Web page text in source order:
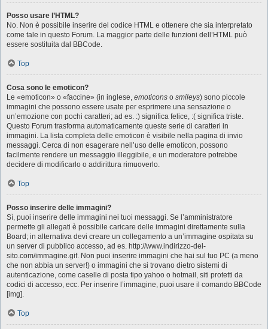
Posso usare l’HTML?
No. Non è possibile inserire del codice HTML e ottenere che sia interpretato
come tale in questo Forum. La maggior parte delle funzioni dell’HTML può
essere sostituita dal BBCode.
Top
Cosa sono le emoticon?
Le «emoticon» o «faccine» (in inglese, emoticons o smileys) sono piccole
immagini che possono essere usate per esprimere una sensazione o
un’emozione con pochi caratteri; ad es. :) significa felice, :( significa triste.
Questo Forum trasforma automaticamente queste serie di caratteri in
immagini. La lista completa delle emoticon è visibile nella pagina di invio
messaggi. Cerca di non esagerare nell’uso delle emoticon, possono
facilmente rendere un messaggio illeggibile, e un moderatore potrebbe
decidere di modificarlo o addirittura rimuoverlo.
Top
Posso inserire delle immagini?
Sì, puoi inserire delle immagini nei tuoi messaggi. Se l’amministratore
permette gli allegati è possibile caricare delle immagini direttamente sulla
Board; in alternativa devi creare un collegamento a un’immagine ospitata su
un server di pubblico accesso, ad es. http://www.indirizzo-del-
sito.com/immagine.gif. Non puoi inserire immagini che hai sul tuo PC (a meno
che non abbia un server!) o immagini che si trovano dietro sistemi di
autenticazione, come caselle di posta tipo yahoo o hotmail, siti protetti da
codici di accesso, ecc. Per inserire l’immagine, puoi usare il comando BBCode
[img].
Top